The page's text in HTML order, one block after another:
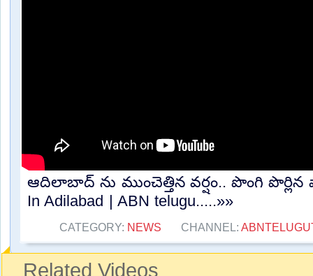
ఆదిలాబాద్ ను ముంచెత్తిన వర్షం.. పొంగి పొర్లిన
In Adilabad | ABN telugu.....»»
CATEGORY: NEWS CHANNEL:
Related Videos